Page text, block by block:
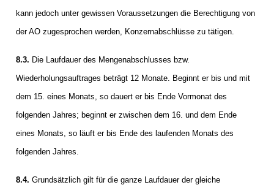
kann jedoch unter gewissen Voraussetzungen die Berechtigung von
der AO zugesprochen werden, Konzernabschlüsse zu tätigen.
8.3. Die Laufdauer des Mengenabschlusses bzw.
Wiederholungsauftrages beträgt 12 Monate. Beginnt er bis und mit
dem 15. eines Monats, so dauert er bis Ende Vormonat des
folgenden Jahres; beginnt er zwischen dem 16. und dem Ende
eines Monats, so läuft er bis Ende des laufenden Monats des
folgenden Jahres.
8.4. Grundsätzlich gilt für die ganze Laufdauer der gleiche